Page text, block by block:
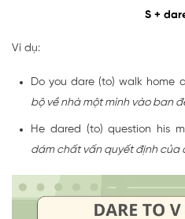
S +
Ví dụ:
Do you dare (to) walk home
bộ về nhà một mình vào ban
He dared (to) question his
dám chất vấn quyết định của